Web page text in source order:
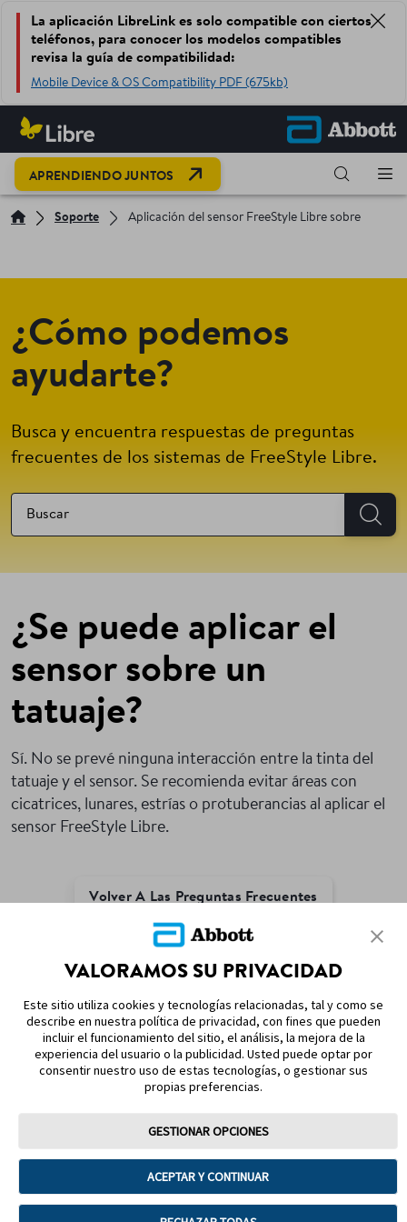
La aplicación LibreLink es solo compatible con ciertos
teléfonos, para conocer los modelos compatibles
revisa la guía de compatibilidad:
Mobile Device & OS Compatibility PDF (675kb)
APRENDIENDO JUNTOS OPEN LINK IN NEW TAB
Soporte Aplicación del sensor FreeStyle Libre sobre
¿Cómo podemos
ayudarte?
Busca y encuentra respuestas de preguntas
frecuentes de los sistemas de FreeStyle Libre.
¿Se puede aplicar el
sensor sobre un
tatuaje?
Sí. No se prevé ninguna interacción entre la tinta del
tatuaje y el sensor. Se recomienda evitar áreas con
cicatrices, lunares, estrías o protuberancias al aplicar el
sensor FreeStyle Libre.
Volver A Las Preguntas Frecuentes
REFERENCIAS
CONTÁCTENOS
Términos de uso Política de Privacidad y Cookies
VALORAMOS SU PRIVACIDAD
Este sitio utiliza cookies y tecnologías relacionadas, tal y como se
describe en nuestra política de privacidad, con fines que pueden
incluir el funcionamiento del sitio, el análisis, la mejora de la
experiencia del usuario o la publicidad. Usted puede optar por
consentir nuestro uso de estas tecnologías, o gestionar sus
propias preferencias.
GESTIONAR OPCIONES
ACEPTAR Y CONTINUAR